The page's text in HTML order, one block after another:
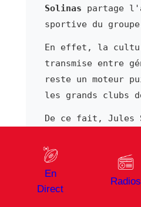
Solinas partage
sportive du
En effet, la
transmise entre
reste un moteur
les grands clubs
De ce fait, Jules
professionnel
développer son jeu.
Par ailleurs, sa
En
Direct
Radios